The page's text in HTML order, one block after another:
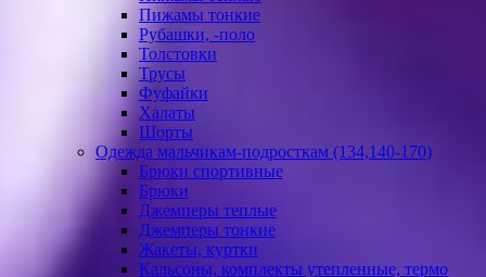
Пижамы тонкие
Рубашки, -поло
Толстовки
Трусы
Фуфайки
Халаты
Шорты
Одежда мальчикам-подросткам (134,140-170)
Брюки спортивные
Брюки
Джемперы теплые
Джемперы тонкие
Жакеты, куртки
Кальсоны, комплекты утепленные, термо